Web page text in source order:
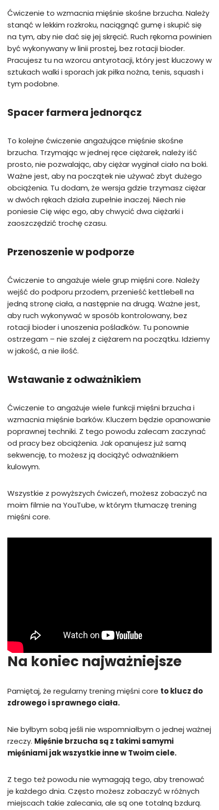
Ćwiczenie to wzmacnia mięśnie skośne brzucha. Należy
stanąć w lekkim rozkroku, naciągnąć gumę i skupić się
na tym, aby nie dać się jej skręcić. Ruch rękoma powinien
być wykonywany w linii prostej, bez rotacji bioder.
Pracujesz tu na wzorcu antyrotacji, który jest kluczowy w
sztukach walki i sporach jak piłka nożna, tenis, squash i
tym podobne.
Spacer farmera jednorącz
To kolejne ćwiczenie angażujące mięśnie skośne
brzucha. Trzymając w jednej ręce ciężarek, należy iść
prosto, nie pozwalając, aby ciężar wyginał ciało na boki.
Ważne jest, aby na początek nie używać zbyt dużego
obciążenia. Tu dodam, że wersja gdzie trzymasz ciężar
w dwóch rękach działa zupełnie inaczej. Niech nie
poniesie Cię więc ego, aby chwycić dwa ciężarki i
zaoszczędzić trochę czasu.
Przenoszenie w podporze
Ćwiczenie to angażuje wiele grup mięśni core. Należy
wejść do podporu przodem, przenieść kettlebell na
jedną stronę ciała, a następnie na drugą. Ważne jest,
aby ruch wykonywać w sposób kontrolowany, bez
rotacji bioder i unoszenia pośladków. Tu ponownie
ostrzegam – nie szalej z ciężarem na początku. Idziemy
w jakość, a nie ilość.
Wstawanie z odważnikiem
Ćwiczenie to angażuje wiele funkcji mięśni brzucha i
wzmacnia mięśnie barków. Kluczem będzie opanowanie
poprawnej techniki. Z tego powodu zalecam zaczynać
od pracy bez obciążenia. Jak opanujesz już samą
sekwencję, to możesz ją dociążyć odważnikiem
kulowym.
Wszystkie z powyższych ćwiczeń, możesz zobaczyć na
moim filmie na YouTube, w którym tłumaczę trening
mięśni core.
Na koniec najważniejsze
Pamiętaj, że regularny trening mięśni core to klucz do
zdrowego i sprawnego ciała.
Nie byłbym sobą jeśli nie wspomniałbym o jednej ważnej
rzeczy. Mięśnie brzucha są z takimi samymi
mięśniami jak wszystkie inne w Twoim ciele.
Z tego też powodu nie wymagają tego, aby trenować
je każdego dnia. Często możesz zobaczyć w różnych
miejscach takie zalecania, ale są one totalną bzdurą.